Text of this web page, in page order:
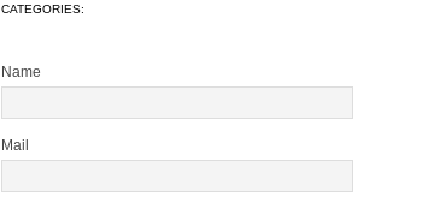
CATEGORIES:
Name
Mail